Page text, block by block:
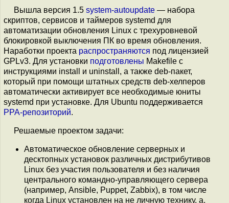
Вышла версия 1.5 system-autoupdate — набора
скриптов, сервисов и таймеров systemd для
автоматизации обновления Linux с трехуровневой
блокировкой выключения ПК во время обновления.
Наработки проекта распространяются под лицензией
GPLv3. Для установки подготовлены Makefile с
инструкциями install и uninstall, а также deb-пакет,
который при помощи штатных средств deb-хелперов
автоматически активирует все необходимые юниты
systemd при установке. Для Ubuntu поддерживается
PPA-репозиторий.
Решаемые проектом задачи:
Автоматическое обновление серверных и
десктопных установок различных дистрибутивов
Linux без участия пользователя и без наличия
центрального командно-управляющего сервера
(например, Ansible, Puppet, Zabbix), в том числе
когда Linux установлен на не личную технику, а,